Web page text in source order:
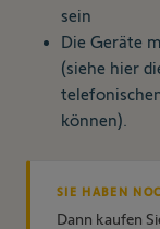
sein
Die Geräte
(siehe hier
können).
SIE HABEN
Dann kaufen